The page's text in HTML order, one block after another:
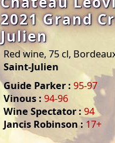
2021 Grand
Julien
Red wine, 75 cl,
Saint-Julien
Guide Parker : 95-97
Vinous : 94-96
Wine Spectator : 94
Jancis Robinson : 17+